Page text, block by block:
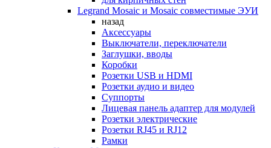
Legrand Mosaic и Mosaic совместимые ЭУИ
назад
Аксессуары
Выключатели, переключатели
Заглушки, вводы
Коробки
Розетки USB и HDMI
Розетки аудио и видео
Суппорты
Лицевая панель адаптер для модулей
Розетки электрические
Розетки RJ45 и RJ12
Рамки